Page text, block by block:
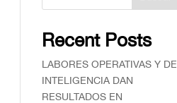
Recent Posts
⁠LABORES OPERATIVAS Y DE
INTELIGENCIA DAN
RESULTADOS EN